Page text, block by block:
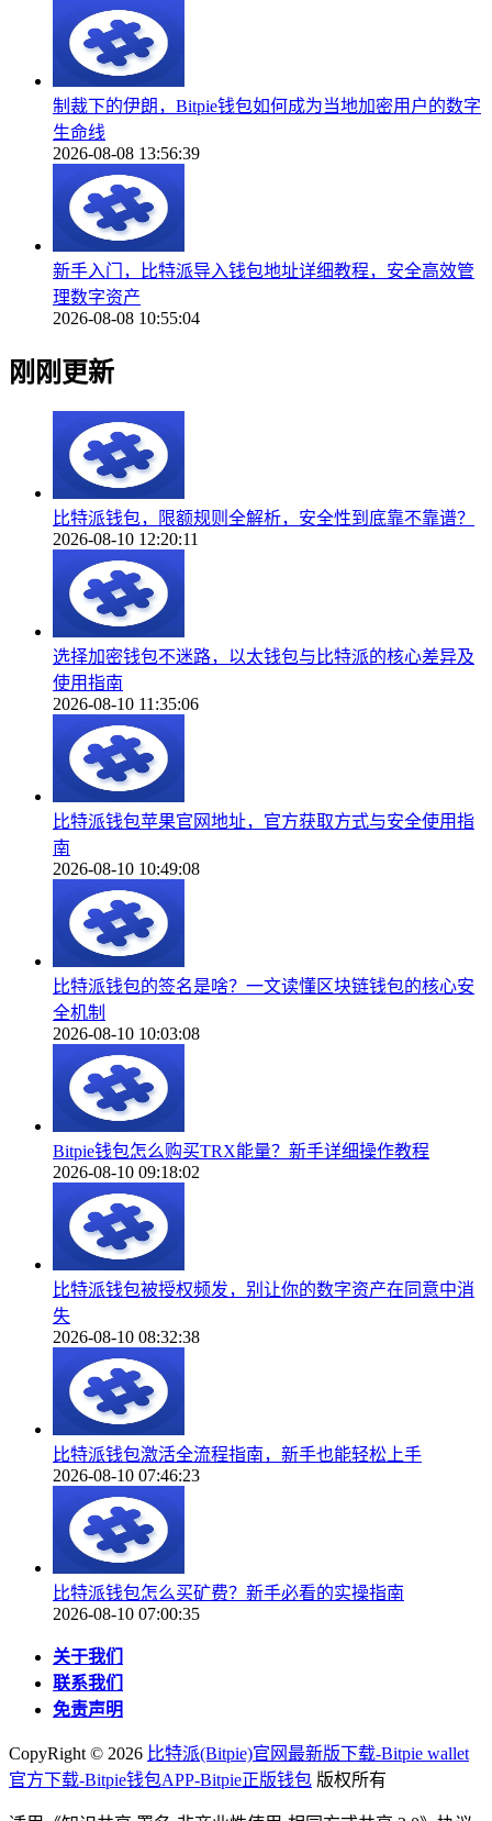
制裁下的伊朗，Bitpie钱包如何成为当地加密用户的数字
生命线
2026-08-08 13:56:39
新手入门，比特派导入钱包地址详细教程，安全高效管
理数字资产
2026-08-08 10:55:04
刚刚更新
比特派钱包，限额规则全解析，安全性到底靠不靠谱？
2026-08-10 12:20:11
选择加密钱包不迷路，以太钱包与比特派的核心差异及
使用指南
2026-08-10 11:35:06
比特派钱包苹果官网地址，官方获取方式与安全使用指
南
2026-08-10 10:49:08
比特派钱包的签名是啥？一文读懂区块链钱包的核心安
全机制
2026-08-10 10:03:08
Bitpie钱包怎么购买TRX能量？新手详细操作教程
2026-08-10 09:18:02
比特派钱包被授权频发，别让你的数字资产在同意中消
失
2026-08-10 08:32:38
比特派钱包激活全流程指南，新手也能轻松上手
2026-08-10 07:46:23
比特派钱包怎么买矿费？新手必看的实操指南
2026-08-10 07:00:35
关于我们
联系我们
免责声明
CopyRight © 2026 比特派(Bitpie)官网最新版下载-Bitpie wallet
官方下载-Bitpie钱包APP-Bitpie正版钱包 版权所有